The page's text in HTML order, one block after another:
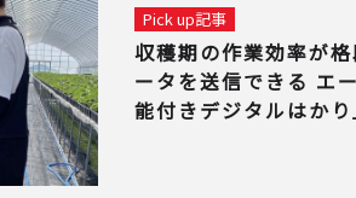
Pick up記事
収穫期の作業効率が
ータを送信できる エ
能付きデジタルはかり